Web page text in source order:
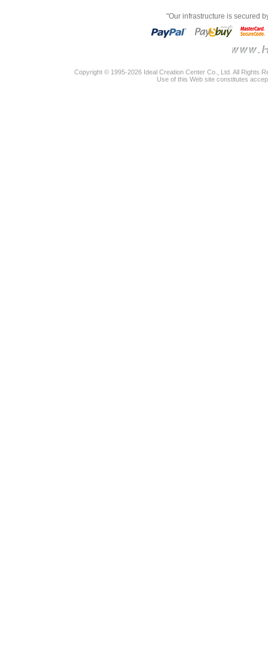
"Our infrastructure is secured
Copyright © 1995-2026 Ideal Creation Center Co., Ltd. All Rights
Use of this Web site constitutes